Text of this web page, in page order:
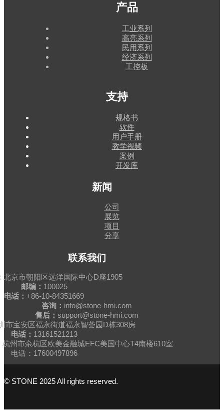
产品
工业系列
高亮系列
民用系列
经济系列
工控板
支持
规格书
软件
用户手册
教学视频
案例
开发库
新闻
公司
展览
项目
分享
联系我们
北京市朝阳区远洋国际中心D座1905
邮编： 100025
电话： +86-10-84351669
咨询： info@stone-hmi.com
售后： support@stone-hmi.com
市宝安区福永街道福永智荟园D栋308房
电话： 13161521213
杭州市余杭区欧美金融城EFC美国中心T4南楼610室
电话：17600497896
© STONE 2025 All rights reserved.